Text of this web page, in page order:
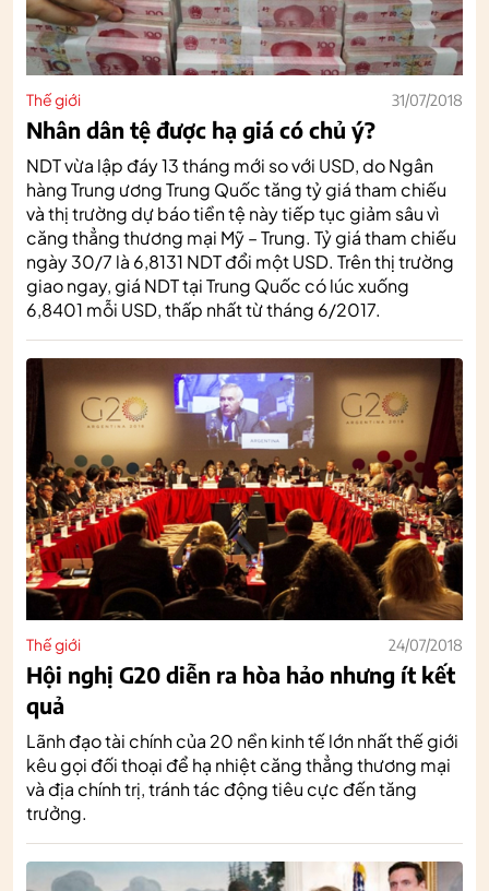
Thế giới 31/07/2018
Nhân dân tệ được hạ giá có chủ ý?
NDT vừa lập đáy 13 tháng mới so với USD, do Ngân
hàng Trung ương Trung Quốc tăng tỷ giá tham chiếu
và thị trường dự báo tiền tệ này tiếp tục giảm sâu vì
căng thẳng thương mại Mỹ – Trung. Tỷ giá tham chiếu
ngày 30/7 là 6,8131 NDT đổi một USD. Trên thị trường
giao ngay, giá NDT tại Trung Quốc có lúc xuống
6,8401 mỗi USD, thấp nhất từ tháng 6/2017.
Thế giới 24/07/2018
Hội nghị G20 diễn ra hòa hảo nhưng ít kết
quả
Lãnh đạo tài chính của 20 nền kinh tế lớn nhất thế giới
kêu gọi đối thoại để hạ nhiệt căng thẳng thương mại
và địa chính trị, tránh tác động tiêu cực đến tăng
trưởng.